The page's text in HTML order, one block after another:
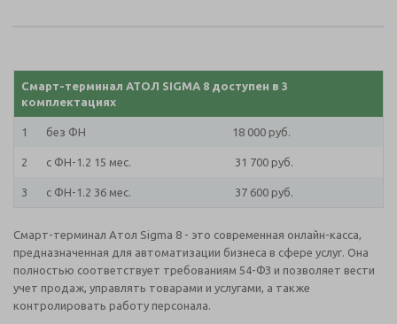
Смарт-терминал АТОЛ SIGMA 8 доступен в 3
комплектациях
1 без ФН 18 000 руб.
2 с ФН-1.2 15 мес. 31 700 руб.
3 с ФН-1.2 36 мес. 37 600 руб.
Смарт-терминал Атол Sigma 8 - это современная онлайн-касса,
предназначенная для автоматизации бизнеса в сфере услуг. Она
полностью соответствует требованиям 54-ФЗ и позволяет вести
учет продаж, управлять товарами и услугами, а также
контролировать работу персонала.